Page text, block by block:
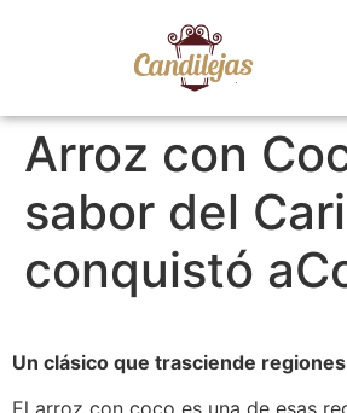
Arroz con
sabor del
conquistó
Un clásico que trasciende regiones